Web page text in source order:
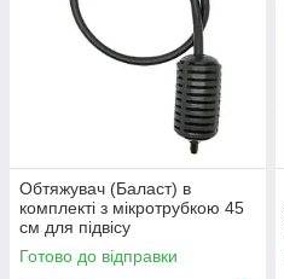
Обтяжувач (Баласт) в
комплекті з мікротрубкою 45
см для підвісу
туманоутворювача і
мікроспринклеру
Готово до відправки